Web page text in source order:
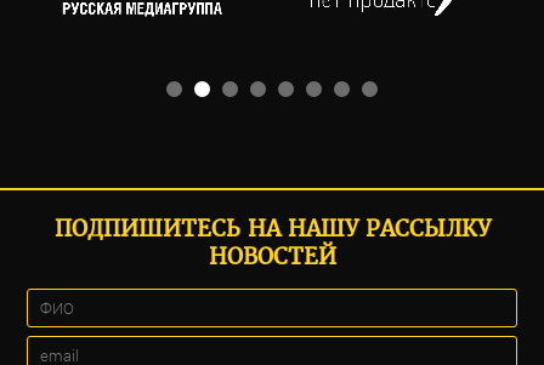
ПОДПИШИТЕСЬ НА НАШУ РАССЫЛКУ
НОВОСТЕЙ